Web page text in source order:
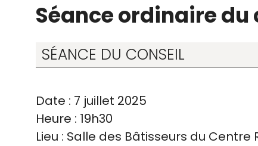
Séance ordinaire
SÉANCE DU CONSEIL
Date : 7 juillet 2025
Heure : 19h30
Lieu : Salle des Bâtisseurs du